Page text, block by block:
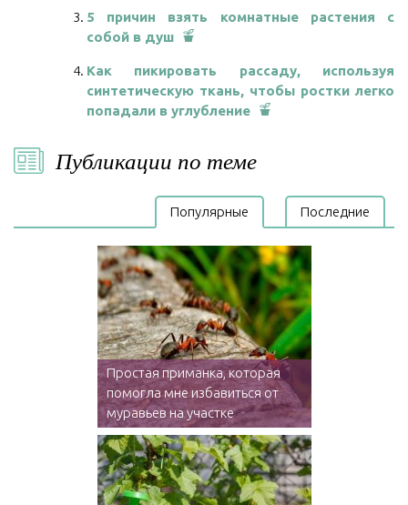
5 причин взять комнатные растения с
собой в душ
Как пикировать рассаду, используя
синтетическую ткань, чтобы ростки легко
попадали в углубление
Публикации по теме
Популярные Последние
Простая приманка, которая
помогла мне избавиться от
муравьев на участке